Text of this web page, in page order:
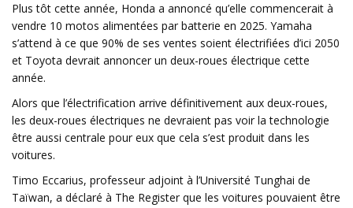
Plus tôt cette année, Honda a annoncé qu’elle commencerait à
vendre 10 motos alimentées par batterie en 2025. Yamaha
s’attend à ce que 90% de ses ventes soient électrifiées d’ici 2050
et Toyota devrait annoncer un deux-roues électrique cette
année.
Alors que l’électrification arrive définitivement aux deux-roues,
les deux-roues électriques ne devraient pas voir la technologie
être aussi centrale pour eux que cela s’est produit dans les
voitures.
Timo Eccarius, professeur adjoint à l’Université Tunghai de
Taïwan, a déclaré à The Register que les voitures pouvaient être